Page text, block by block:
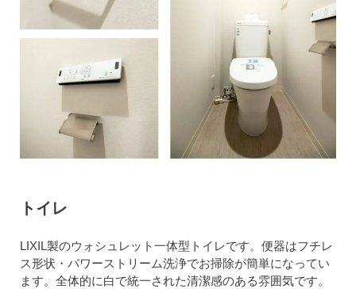
トイレ
LIXIL製のウォシュレット一体型トイレです。便器はフチレ
ス形状・パワーストリーム洗浄でお掃除が簡単になってい
ます。全体的に白で統一された清潔感のある雰囲気です。